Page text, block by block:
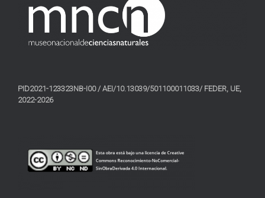
PID2021-123323NB-I00 / AEI/10.13039/501100011033/ FEDER, UE,
2022-2026